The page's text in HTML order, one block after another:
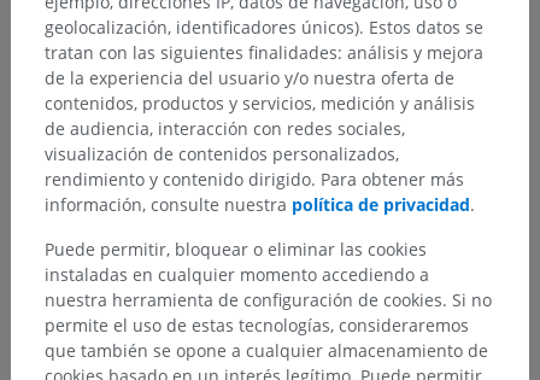
geolocalización, identificadores únicos). Estos datos se
tratan con las siguientes finalidades: análisis y mejora
de la experiencia del usuario y/o nuestra oferta de
contenidos, productos y servicios, medición y análisis
de audiencia, interacción con redes sociales,
visualización de contenidos personalizados,
rendimiento y contenido dirigido. Para obtener más
información, consulte nuestra política de privacidad.
Puede permitir, bloquear o eliminar las cookies
instaladas en cualquier momento accediendo a
nuestra herramienta de configuración de cookies. Si no
permite el uso de estas tecnologías, consideraremos
que también se opone a cualquier almacenamiento de